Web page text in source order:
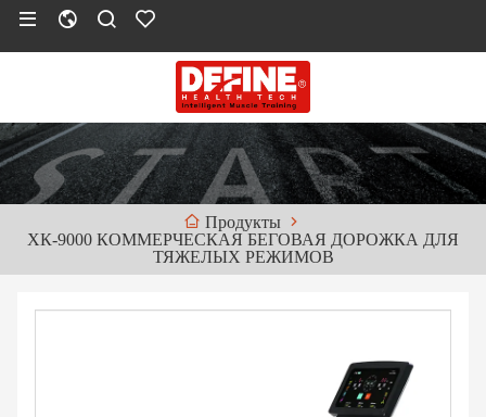
Продукты
ХК-9000 КОММЕРЧЕСКАЯ БЕГОВАЯ ДОРОЖКА ДЛЯ
ТЯЖЕЛЫХ РЕЖИМОВ